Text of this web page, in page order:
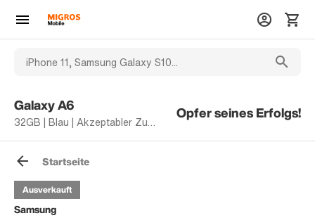
Galaxy A6
32GB | Blau | Akzeptabler Zustand
Opfer seines Erfolgs!
Startseite
Samsung
Ausverkauft